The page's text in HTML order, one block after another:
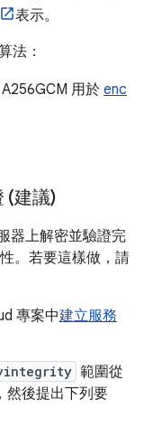
表示。
法：
A256GCM 用於 enc
(建議)
器上解密並驗證完
。若要這樣做，請
專案中建立服務
範圍從
然後提出下列要